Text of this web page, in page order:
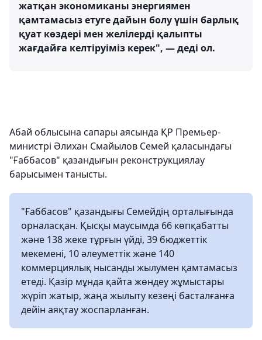
жатқан экономиканы энергиямен
қамтамасыз етуге дайын болу үшін барлық
қуат көздері мен желілерді қалыпты
жағдайға келтіруіміз керек", — деді ол.
Абай облысына сапары аясында ҚР Премьер-
министрі Әлихан Смайылов Семей қаласындағы
"Ғаббасов" қазандығын реконструкциялау
барысымен танысты.
"Ғаббасов" қазандығы Семейдің орталығында
орналасқан. Қысқы маусымда 66 көпқабатты
және 138 жеке тұрғын үйді, 39 бюджеттік
мекемені, 10 әлеуметтік және 140
коммерциялық нысанды жылумен қамтамасыз
етеді. Қазір мұнда қайта жөндеу жұмыстары
жүріп жатыр, жаңа жылыту кезеңі басталғанға
дейін аяқтау жоспарланған.